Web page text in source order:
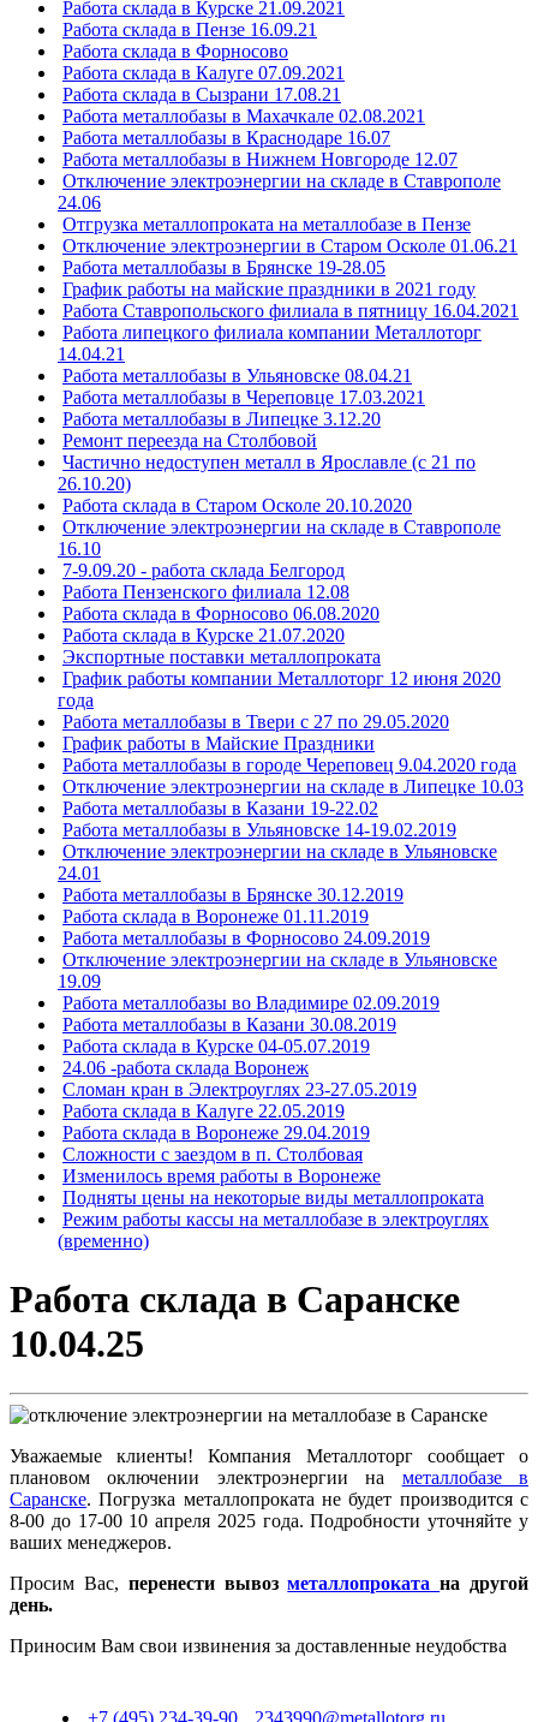
Работа склада в Курске 21.09.2021
Работа склада в Пензе 16.09.21
Работа склада в Форносово
Работа склада в Калуге 07.09.2021
Работа склада в Сызрани 17.08.21
Работа металлобазы в Махачкале 02.08.2021
Работа металлобазы в Краснодаре 16.07
Работа металлобазы в Нижнем Новгороде 12.07
Отключение электроэнергии на складе в Ставрополе
24.06
Отгрузка металлопроката на металлобазе в Пензе
Отключение электроэнергии в Старом Осколе 01.06.21
Работа металлобазы в Брянске 19-28.05
График работы на майские праздники в 2021 году
Работа Ставропольского филиала в пятницу 16.04.2021
Работа липецкого филиала компании Металлоторг
14.04.21
Работа металлобазы в Ульяновске 08.04.21
Работа металлобазы в Череповце 17.03.2021
Работа металлобазы в Липецке 3.12.20
Ремонт переезда на Столбовой
Частично недоступен металл в Ярославле (с 21 по
26.10.20)
Работа склада в Старом Осколе 20.10.2020
Отключение электроэнергии на складе в Ставрополе
16.10
7-9.09.20 - работа склада Белгород
Работа Пензенского филиала 12.08
Работа склада в Форносово 06.08.2020
Работа склада в Курске 21.07.2020
Экспортные поставки металлопроката
График работы компании Металлоторг 12 июня 2020
года
Работа металлобазы в Твери с 27 по 29.05.2020
График работы в Майские Праздники
Работа металлобазы в городе Череповец 9.04.2020 года
Отключение электроэнергии на складе в Липецке 10.03
Работа металлобазы в Казани 19-22.02
Работа металлобазы в Ульяновске 14-19.02.2019
Отключение электроэнергии на складе в Ульяновске
24.01
Работа металлобазы в Брянске 30.12.2019
Работа склада в Воронеже 01.11.2019
Работа металлобазы в Форносово 24.09.2019
Отключение электроэнергии на складе в Ульяновске
19.09
Работа металлобазы во Владимире 02.09.2019
Работа металлобазы в Казани 30.08.2019
Работа склада в Курске 04-05.07.2019
24.06 -работа склада Воронеж
Сломан кран в Электроуглях 23-27.05.2019
Работа склада в Калуге 22.05.2019
Работа склада в Воронеже 29.04.2019
Сложности с заездом в п. Столбовая
Изменилось время работы в Воронеже
Подняты цены на некоторые виды металлопроката
Режим работы кассы на металлобазе в электроуглях
(временно)
Работа склада в Саранске
10.04.25
Уважаемые клиенты! Компания Металлоторг сообщает о
плановом оключении электроэнергии на металлобазе в
Саранске. Погрузка металлопроката не будет производится с
8-00 до 17-00 10 апреля 2025 года. Подробности уточняйте у
ваших менеджеров.
Просим Вас, перенести вывозметаллопрокатана другой
день.
Приносим Вам свои извинения за доставленные неудобства
+7 (495) 234-39-90 2343990@metallotorg.ru